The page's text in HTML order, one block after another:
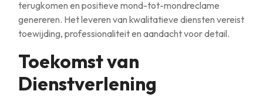
terugkomen en positieve mond-tot-mondreclame
genereren. Het leveren van kwalitatieve diensten vereist
toewijding, professionaliteit en aandacht voor detail.
Toekomst van
Dienstverlening